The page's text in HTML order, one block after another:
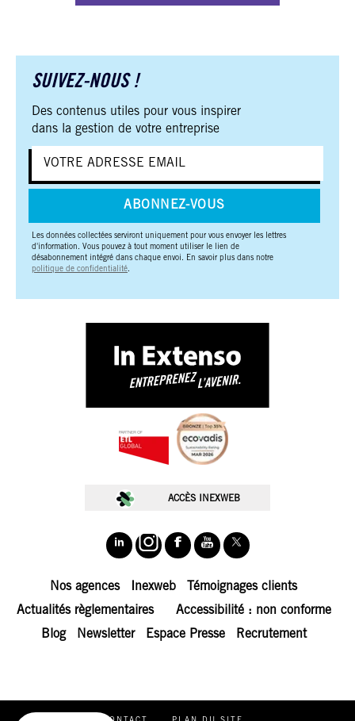
SUIVEZ-NOUS !
Des contenus utiles pour vous inspirer
dans la gestion de votre entreprise
ABONNEZ-VOUS
Les données collectées serviront uniquement pour vous envoyer les lettres
d'information. Vous pouvez à tout moment utiliser le lien de
désabonnement intégré dans chaque envoi. En savoir plus dans notre
politique de confidentialité.
ACCÈS INEXWEB
Nos agences Inexweb
Témoignages clients
Actualités règlementaires
Accessibilité : non conforme
Blog
Newsletter Espace Presse Recrutement
Chez In Extenso, on ne vous sert pas
des cookies juste pour le plaisir 🍪. Ils
nous permettent de mieux comprendre vos
de vous proposer des contenus taillés
📊 Fluidifier votre navigation
🎯 Personnaliser nos contenus
🤝 Simplifier vos échanges avec nos équipes
Nous conservons votre choix pendant 6 mois. Vous pouvez changer